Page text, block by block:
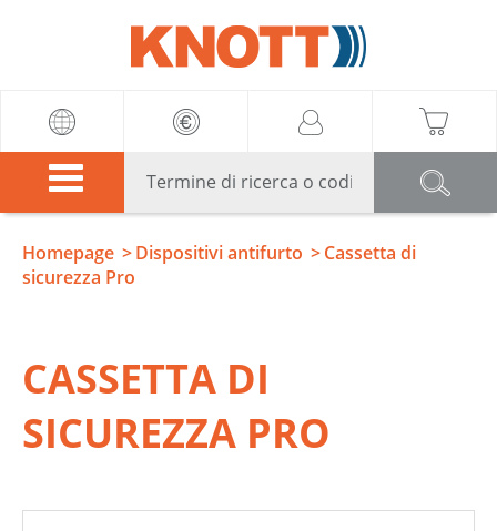
Homepage Dispositivi antifurto
Cassetta di
sicurezza Pro
CASSETTA DI
SICUREZZA PRO